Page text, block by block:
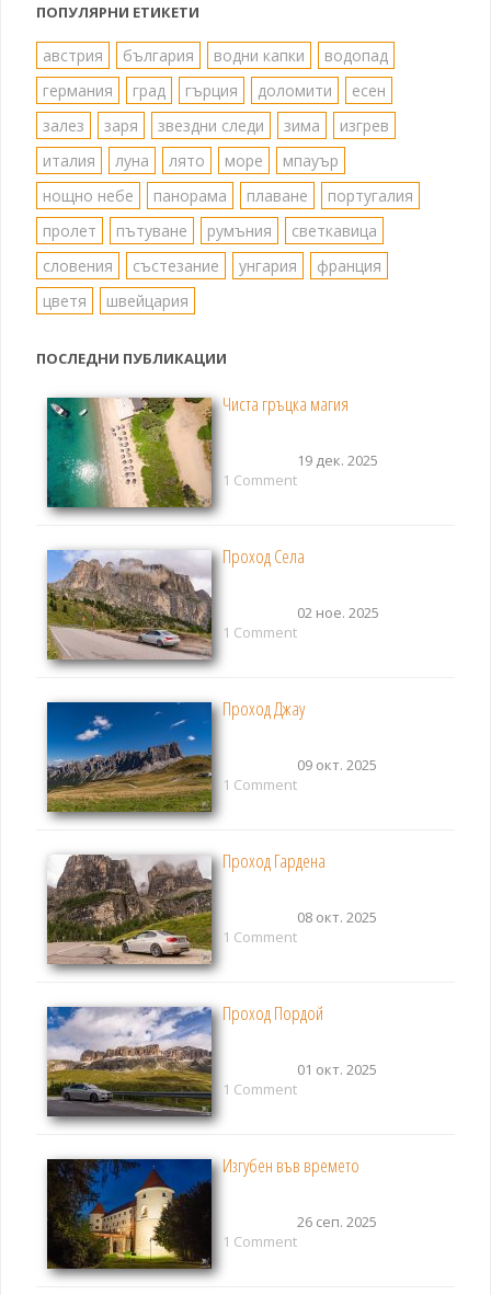
ПОПУЛЯРНИ ЕТИКЕТИ
австрия българия водни капки
водопад
германия
град гърция доломити
есен
залез
заря звездни следи зима
изгрев
италия
луна лято море
мпауър
нощно небе
панорама плаване
португалия
пролет
пътуване румъния
светкавица
словения
състезание унгария
франция
цветя
швейцария
ПОСЛЕДНИ ПУБЛИКАЦИИ
Чиста гръцка магия
19 дек. 2025
1 Comment
Проход Села
02 ное. 2025
1 Comment
Проход Джау
09 окт. 2025
1 Comment
Проход Гардена
08 окт. 2025
1 Comment
Проход Пордой
01 окт. 2025
1 Comment
Изгубен във времето
26 сеп. 2025
1 Comment